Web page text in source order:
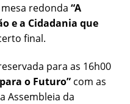
redonda “A
e a Cidadania que
final.
para as 16h00
o Futuro” com as
Assembleia da